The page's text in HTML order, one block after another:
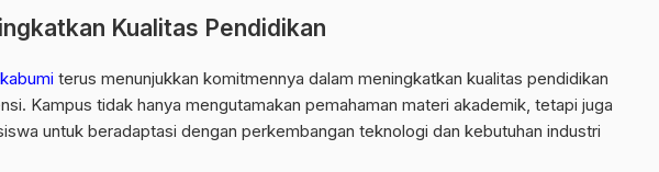
Kualitas Pendidikan
terus menunjukkan komitmennya dalam meningkatkan kualitas pendidikan
Kampus tidak hanya mengutamakan pemahaman materi akademik, tetapi juga
untuk beradaptasi dengan perkembangan teknologi dan kebutuhan industri